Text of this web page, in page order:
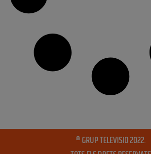
® GRUP TELEVISIO 2022.